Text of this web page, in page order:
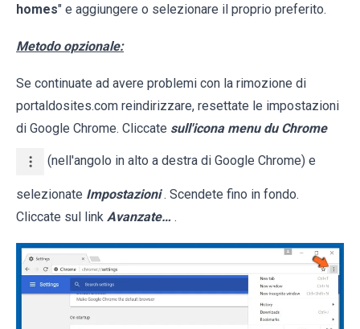
homes" e aggiungere o selezionare il proprio preferito.
Metodo opzionale:
Se continuate ad avere problemi con la rimozione di
portaldosites.com reindirizzare, resettate le impostazioni
di Google Chrome. Cliccate sull'icona menu du Chrome
(nell'angolo in alto a destra di Google Chrome) e
selezionate Impostazioni . Scendete fino in fondo.
Cliccate sul link Avanzate… .